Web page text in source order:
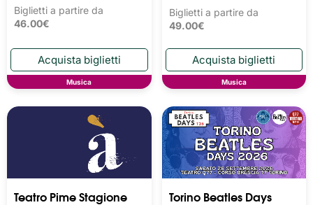
Biglietti a partire da
46.00€
Musica
Biglietti a partire da
49.00€
Musica
Teatro Pime Stagione
Torino Beatles Days